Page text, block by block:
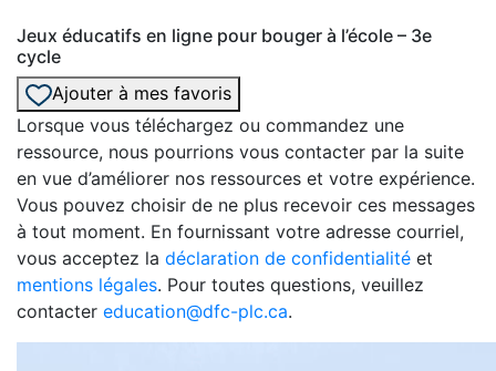
Jeux éducatifs en ligne pour bouger à l’école – 3e
cycle
Ajouter à mes favoris
Lorsque vous téléchargez ou commandez une
ressource, nous pourrions vous contacter par la suite
en vue d’améliorer nos ressources et votre expérience.
Vous pouvez choisir de ne plus recevoir ces messages
à tout moment. En fournissant votre adresse courriel,
vous acceptez la déclaration de confidentialité et
mentions légales. Pour toutes questions, veuillez
contacter education@dfc-plc.ca.